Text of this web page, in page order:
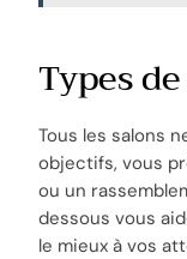
Types
Tous les salons
objectifs, vous
ou un
dessous vous
le mieux à vos